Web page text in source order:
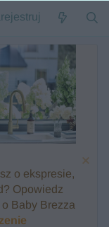
o ekspresie,
Opowiedz
Baby Brezza